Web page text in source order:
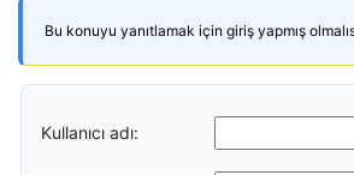
Bu konuyu yanıtlamak için giriş yapmış
Kullanıcı adı: